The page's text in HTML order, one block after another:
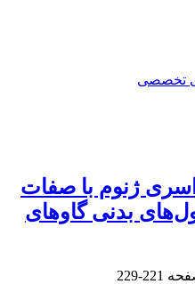
تخصصی
ژنوم با صفات
بدنی گاوهای
221-229